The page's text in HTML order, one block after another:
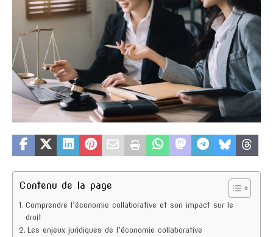
Contenu de la page
Comprendre l’économie collaborative et son impact sur le
droit
Les enjeux juridiques de l’économie collaborative